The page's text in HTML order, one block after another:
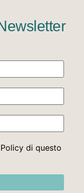
di questo